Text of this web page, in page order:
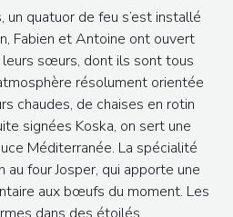
un quatuor de feu s’est installé
Fabien et Antoine ont ouvert
leurs sœurs, dont ils sont tous
résolument orientée
chaudes, de chaises en rotin
signées Koska, on sert une
Méditerranée. La spécialité
au four Josper, qui apporte une
aux bœufs du moment. Les